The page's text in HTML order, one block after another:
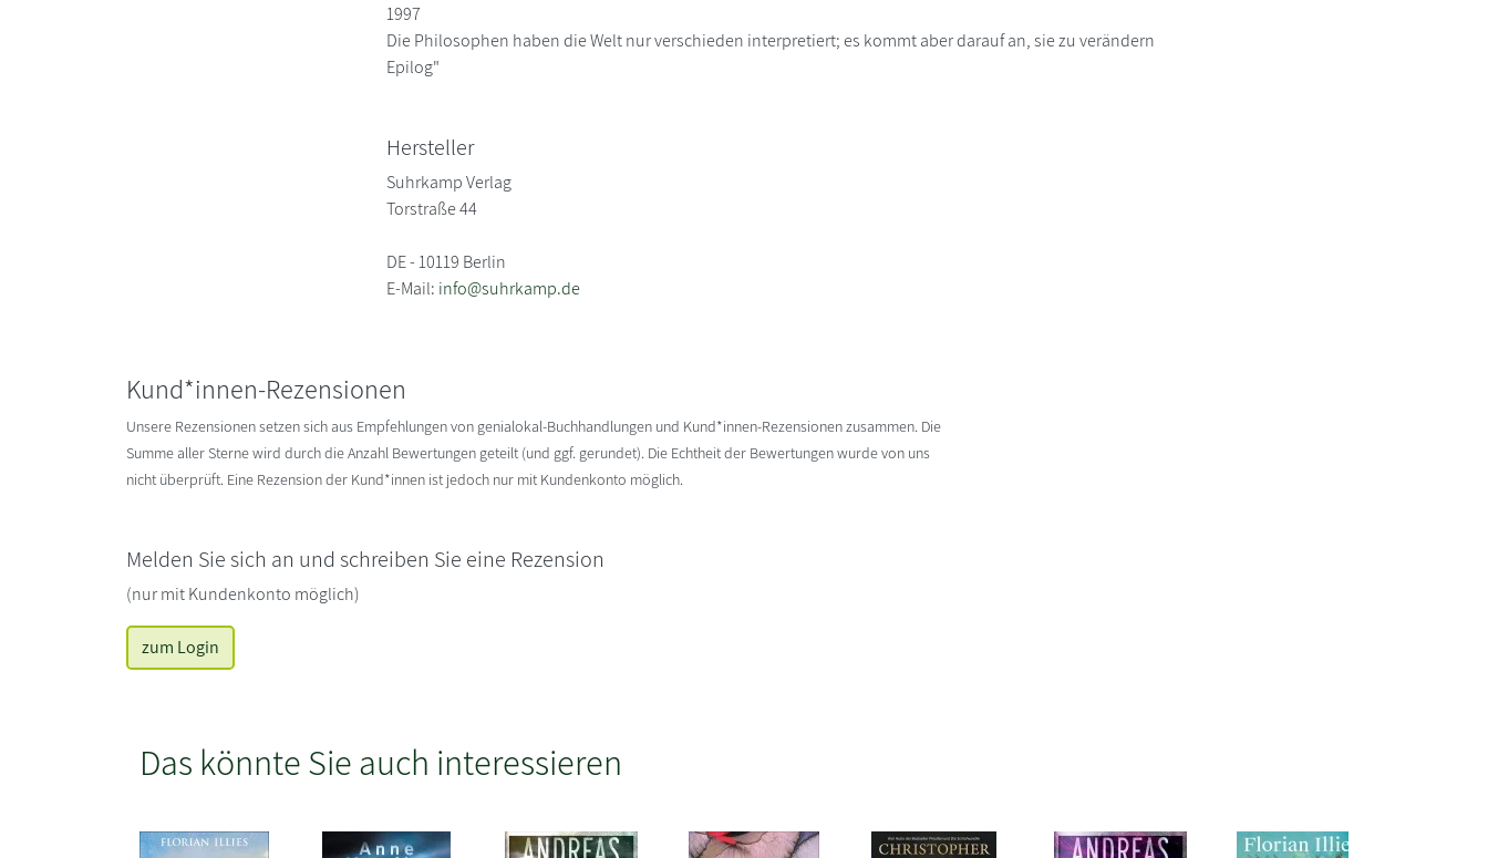
1997
Die Philosophen haben die Welt nur verschieden interpretiert; es kommt aber darauf an, sie zu verändern
Epilog"
Hersteller
Suhrkamp Verlag
Torstraße 44
DE - 10119 Berlin
E-Mail: info@suhrkamp.de
Kund*innen-Rezensionen
Unsere Rezensionen setzen sich aus Empfehlungen von genialokal-Buchhandlungen und Kund*innen-Rezensionen zusammen. Die
Summe aller Sterne wird durch die Anzahl Bewertungen geteilt (und ggf. gerundet). Die Echtheit der Bewertungen wurde von uns
nicht überprüft. Eine Rezension der Kund*innen ist jedoch nur mit Kundenkonto möglich.
Melden Sie sich an und schreiben Sie eine Rezension
(nur mit Kundenkonto möglich)
zum Login
Das könnte Sie auch interessieren